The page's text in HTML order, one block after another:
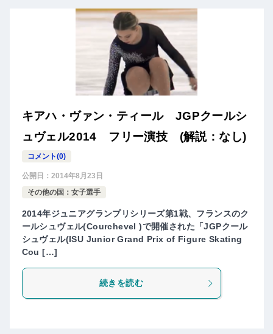
キアハ・ヴァン・ティール JGPクールシ
ュヴェル2014 フリー演技 (解説：なし)
コメント(0)
公開日： 2014年8月23日
その他の国：女子選手
2014年ジュニアグランプリシリーズ第1戦、フランスのク
ールシュヴェル(Courchevel )で開催された「JGPクール
シュヴェル(ISU Junior Grand Prix of Figure Skating
Cou […]
続きを読む